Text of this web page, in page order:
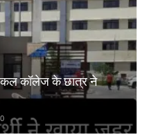
कॉलेज के छात्र ने